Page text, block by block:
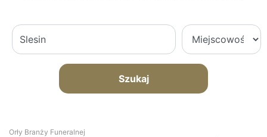
Szukaj
Orły Branży Funeralnej